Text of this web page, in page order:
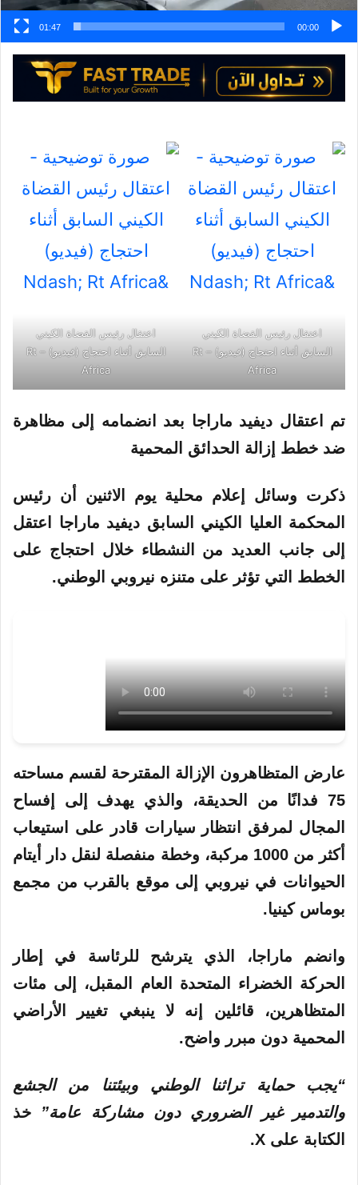
00:00
01:47
اعتقال رئيس القضاة الكيني
السابق أثناء احتجاج (فيديو) – Rt
Africa
اعتقال رئيس القضاة الكيني
السابق أثناء احتجاج (فيديو) – Rt
Africa
تم اعتقال ديفيد ماراجا بعد انضمامه إلى مظاهرة
ضد خطط إزالة الحدائق
المحمية
ذكرت وسائل إعلام محلية يوم الاثنين أن رئيس
المحكمة العليا الكيني السابق ديفيد ماراجا اعتقل
إلى جانب العديد من النشطاء خلال احتجاج على
الخطط التي تؤثر على متنزه نيروبي الوطني.
عارض المتظاهرون الإزالة المقترحة لقسم مساحته
75 فدانًا من الحديقة، والذي يهدف إلى إفساح
المجال لمرفق انتظار سيارات قادر على استيعاب
أكثر من 1000 مركبة، وخطة منفصلة لنقل دار أيتام
الحيوانات في نيروبي إلى موقع بالقرب من مجمع
بوماسكينيا.
وانضم ماراجا، الذي يترشح للرئاسة في إطار
الحركة الخضراء المتحدة العام المقبل، إلى مئات
المتظاهرين، قائلين إنه لا ينبغي تغيير الأراضي
المحمية دون مبرر واضح.
“يجب حماية تراثنا الوطني وبيئتنا من الجشع
والتدمير غير الضروري دون مشاركة عامة” خذ
الكتابة على X.